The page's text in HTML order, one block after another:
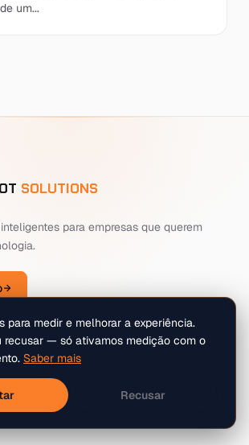
um...
SOLUTIONS
para empresas que querem
para medir e melhorar a experiência.
recusar — só ativamos medição com o
Saber mais
Recusar